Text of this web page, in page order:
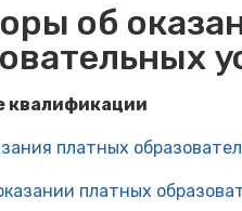
об
квалификации
платных
платных